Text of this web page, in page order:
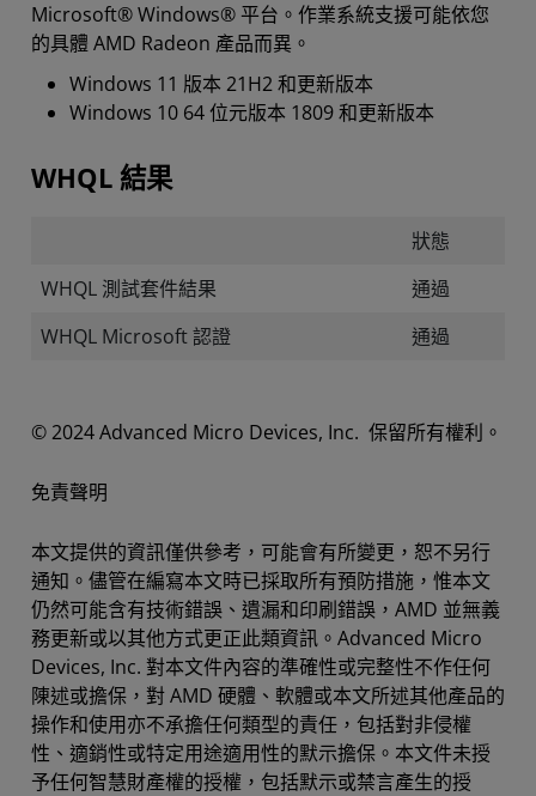
Microsoft® Windows® 平台。作業系統支援可能依您
的具體 AMD Radeon 產品而異。
Windows 11 版本 21H2 和更新版本
Windows 10 64 位元版本 1809 和更新版本
WHQL 結果
狀態
WHQL 測試套件結果
通過
WHQL Microsoft 認證
通過
​​​​​​© 2024 Advanced Micro Devices, Inc. 保留所有權利。
免責聲明
本文提供的資訊僅供參考，可能會有所變更，恕不另行
通知。儘管在編寫本文時已採取所有預防措施，惟本文
仍然可能含有技術錯誤、遺漏和印刷錯誤，AMD 並無義
務更新或以其他方式更正此類資訊。Advanced Micro
Devices, Inc. 對本文件內容的準確性或完整性不作任何
陳述或擔保，對 AMD 硬體、軟體或本文所述其他產品的
操作和使用亦不承擔任何類型的責任，包括對非侵權
性、適銷性或特定用途適用性的默示擔保。本文件未授
予任何智慧財產權的授權，包括默示或禁言產生的授